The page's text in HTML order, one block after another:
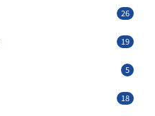
26
19
5
18